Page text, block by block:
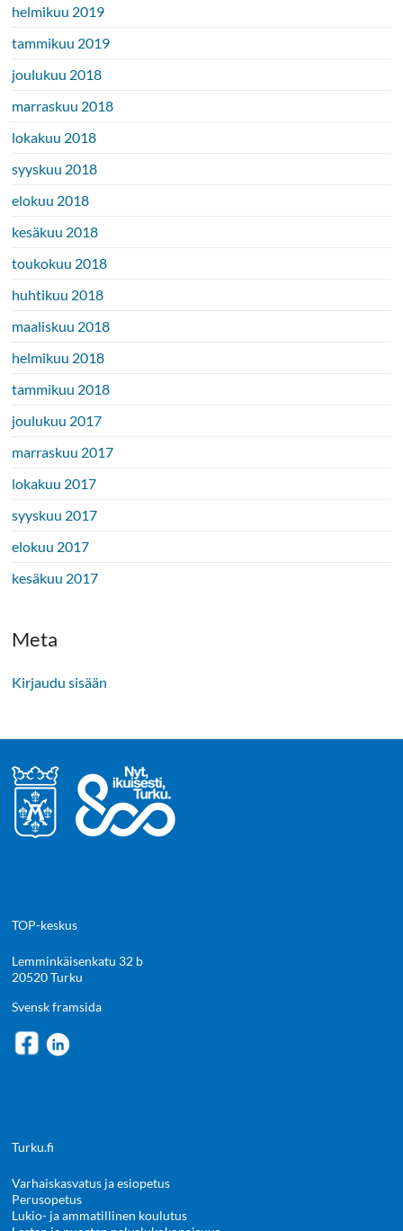
helmikuu 2019
tammikuu 2019
joulukuu 2018
marraskuu 2018
lokakuu 2018
syyskuu 2018
elokuu 2018
kesäkuu 2018
toukokuu 2018
huhtikuu 2018
maaliskuu 2018
helmikuu 2018
tammikuu 2018
joulukuu 2017
marraskuu 2017
lokakuu 2017
syyskuu 2017
elokuu 2017
kesäkuu 2017
Meta
Kirjaudu sisään
TOP-keskus
Lemminkäisenkatu 32 b
20520 Turku
Svensk framsida
Turku.fi
Varhaiskasvatus ja esiopetus
Perusopetus
Lukio- ja ammatillinen koulutus